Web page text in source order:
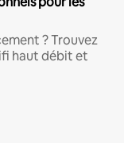
? Trouvez
haut débit et